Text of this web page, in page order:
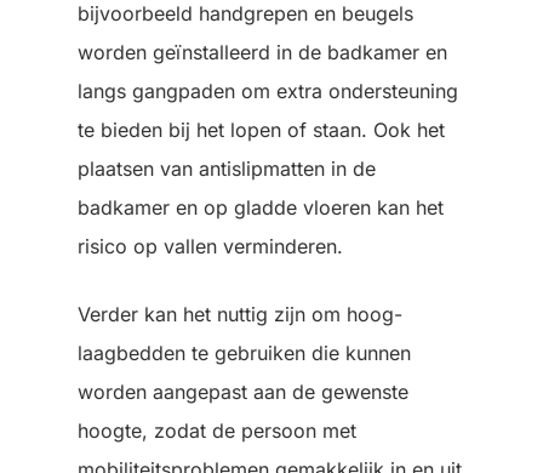
bijvoorbeeld handgrepen en beugels
worden geïnstalleerd in de badkamer en
langs gangpaden om extra ondersteuning
te bieden bij het lopen of staan. Ook het
plaatsen van antislipmatten in de
badkamer en op gladde vloeren kan het
risico op vallen verminderen.
Verder kan het nuttig zijn om hoog-
laagbedden te gebruiken die kunnen
worden aangepast aan de gewenste
hoogte, zodat de persoon met